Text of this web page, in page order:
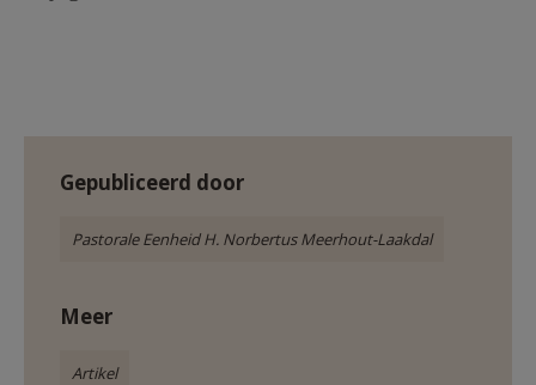
Gepubliceerd door
Pastorale Eenheid H. Norbertus Meerhout-Laakdal
Meer
Artikel